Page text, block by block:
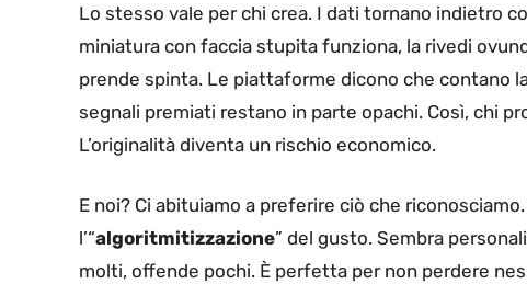
Lo stesso vale per chi crea. I dati tornano indietro
miniatura con faccia stupita funziona, la rivedi
prende spinta. Le piattaforme dicono che contano
segnali premiati restano in parte opachi. Così, chi
L’originalità diventa un rischio economico.
E noi? Ci abituiamo a preferire ciò che
l’“algoritmitizzazione” del gusto. Sembra
molti, offende pochi. È perfetta per non perdere